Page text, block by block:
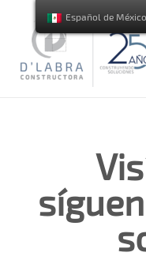
Español de México